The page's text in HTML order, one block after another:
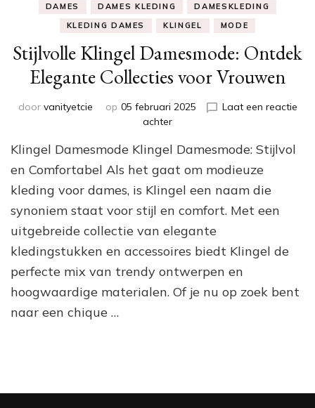
DAMES DAMES KLEDING
DAMESKLEDING
KLEDING DAMES
KLINGEL MODE
Stijlvolle Klingel Damesmode: Ontdek
Elegante Collecties voor Vrouwen
door vanityetcie op 05 februari 2025
Laat een reactie
achterop
Klingel
Damesmode:
Elegante
Collecties
voor
Vrouwen
Klingel Damesmode Klingel Damesmode: Stijlvol
en Comfortabel Als het gaat om modieuze
kleding voor dames, is Klingel een naam die
synoniem staat voor stijl en comfort. Met een
uitgebreide collectie van elegante
kledingstukken en accessoires biedt Klingel de
perfecte mix van trendy ontwerpen en
hoogwaardige materialen. Of je nu op zoek bent
naar een chique …